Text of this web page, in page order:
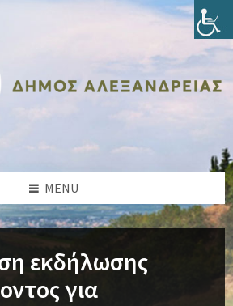
MENU
εκδήλωσης
για